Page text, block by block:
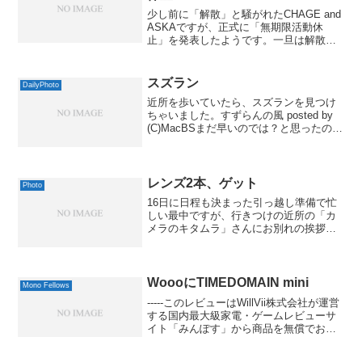
少し前に「解散」と騒がれたCHAGE and
ASKAですが、正式に「無期限活動休
止」を発表したようです。一旦は解散を
っとどうかなぁという気がしないでもな
いです。ベスト...
DailyPhoto スズラン
近所を歩いていたら、スズランを見つけ
ちゃいました。すずらんの風 posted by
(C)MacBSまだ早いのでは？と思ったので
と...
Photo レンズ2本、ゲット
16日に日程も決まった引っ越し準備で忙
しい最中ですが、行きつけの近所の「カ
メラのキタムラ」さんにお別れの挨拶が
ーサーズ用のシグマの...
Mono Fellows WoooにTIMEDOMAIN mini
-----このレビューはWillVii株式会社が運営
する国内最大級家電・ゲームレビューサ
イト「みんぽす」から商品を無償でお借